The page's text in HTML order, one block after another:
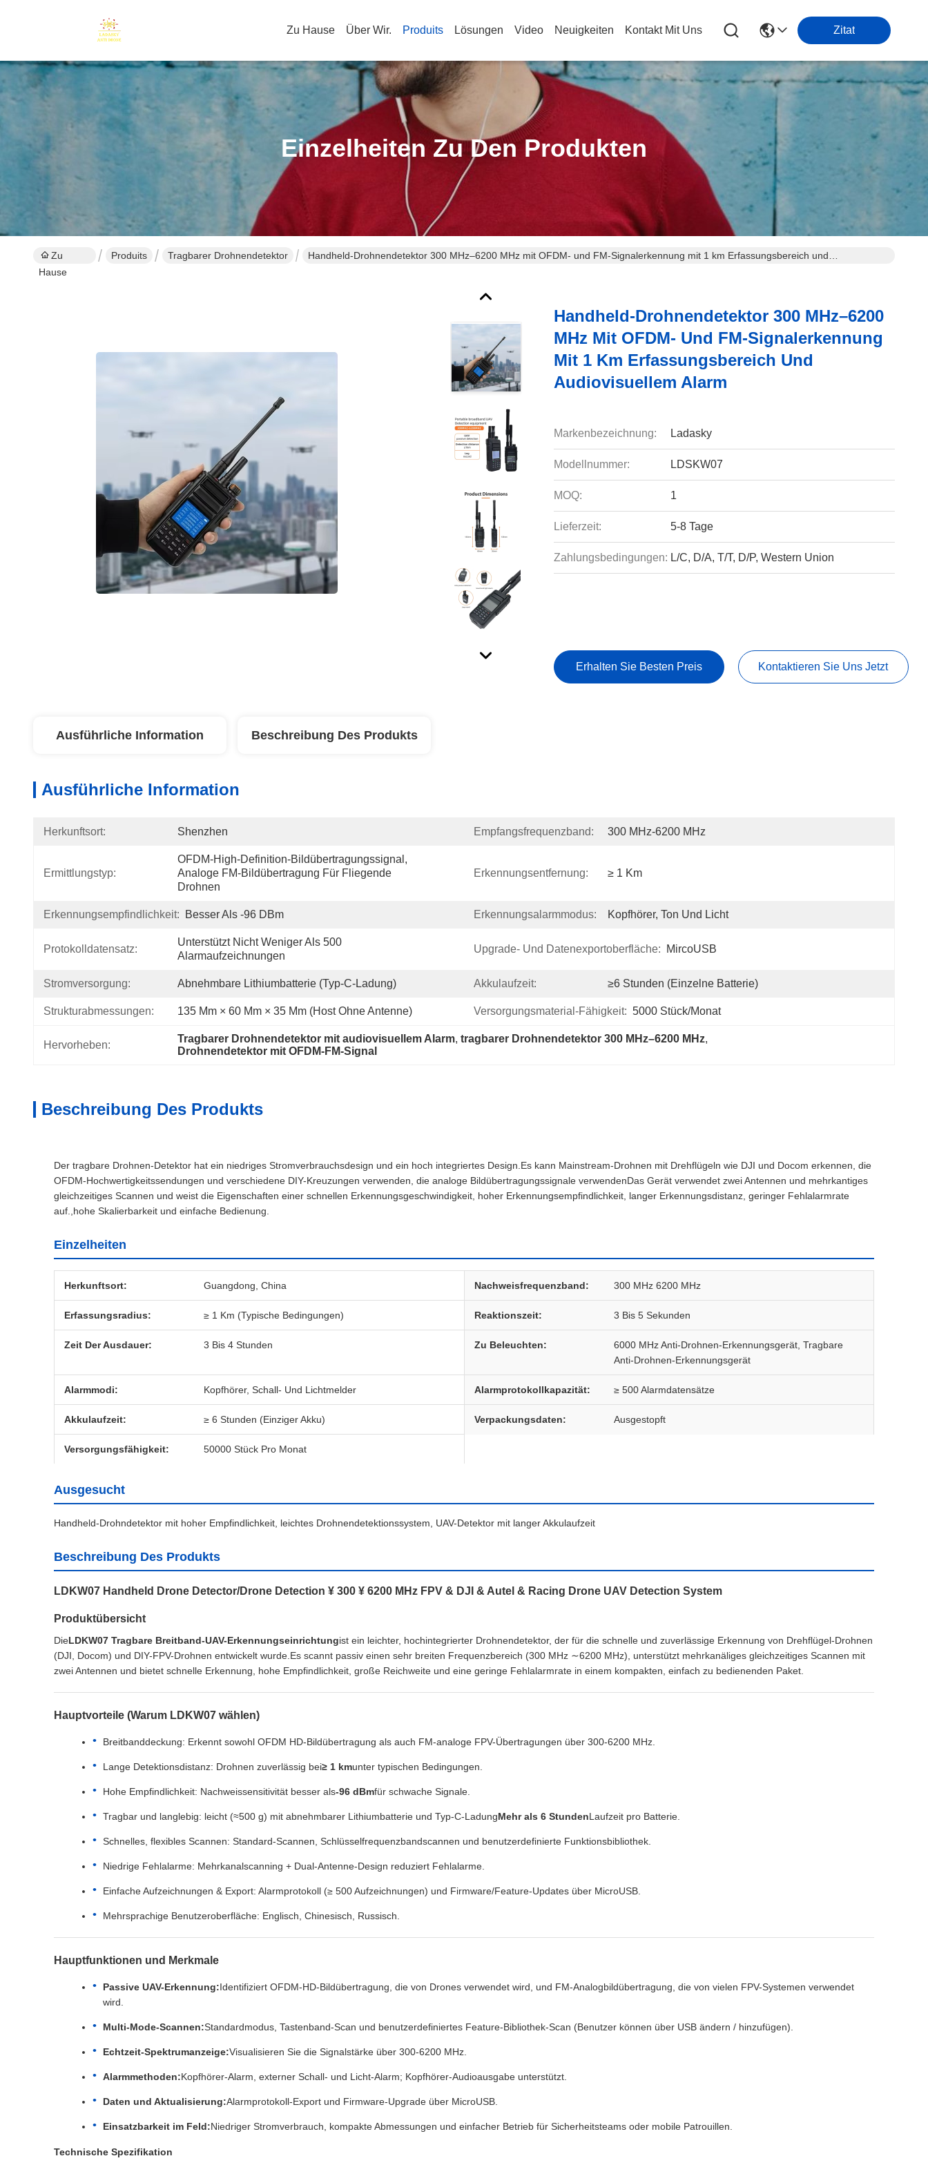
Zu Hause Über Wir. Produits Lösungen Video Neuigkeiten Kontakt Mit Uns Zitat
Einzelheiten Zu Den Produkten
Zu
Hause
Produits Tragbarer Drohnendetektor
Handheld-Drohnendetektor 300 MHz–6200 MHz mit OFDM- und FM-Signalerkennung mit 1 km Erfassungsbereich und
Handheld-Drohnendetektor 300 MHz–6200
MHz Mit OFDM- Und FM-Signalerkennung
Mit 1 Km Erfassungsbereich Und
Audiovisuellem Alarm
Markenbezeichnung: Ladasky
Modellnummer: LDSKW07
MOQ: 1
Lieferzeit: 5-8 Tage
Zahlungsbedingungen: L/C, D/A, T/T, D/P, Western Union
Erhalten Sie Besten Preis Kontaktieren Sie Uns Jetzt
Ausführliche Information Beschreibung Des Produkts
Ausführliche Information
Herkunftsort: Shenzhen Empfangsfrequenzband: 300 MHz-6200 MHz
Ermittlungstyp:
OFDM-High-Definition-Bildübertragungssignal,
Analoge FM-Bildübertragung Für Fliegende
Drohnen
Erkennungsentfernung: ≥ 1 Km
Erkennungsempfindlichkeit: Besser Als -96 DBm Erkennungsalarmmodus: Kopfhörer, Ton Und Licht
Protokolldatensatz:
Unterstützt Nicht Weniger Als 500
Alarmaufzeichnungen
Upgrade- Und Datenexportoberfläche: MircoUSB
Stromversorgung: Abnehmbare Lithiumbatterie (Typ-C-Ladung) Akkulaufzeit: ≥6 Stunden (einzelne Batterie)
Strukturabmessungen: 135 Mm × 60 Mm × 35 Mm (Host Ohne Antenne) Versorgungsmaterial-Fähigkeit: 5000 Stück/Monat
Hervorheben:
Tragbarer Drohnendetektor mit audiovisuellem Alarm, tragbarer Drohnendetektor 300 MHz–6200 MHz,
Drohnendetektor mit OFDM-FM-Signal
Beschreibung Des Produkts
Der tragbare Drohnen-Detektor hat ein niedriges Stromverbrauchsdesign und ein hoch integriertes Design.Es kann Mainstream-Drohnen mit Drehflügeln wie DJI und Docom erkennen, die
OFDM-Hochwertigkeitssendungen und verschiedene DIY-Kreuzungen verwenden, die analoge Bildübertragungssignale verwendenDas Gerät verwendet zwei Antennen und mehrkantiges
gleichzeitiges Scannen und weist die Eigenschaften einer schnellen Erkennungsgeschwindigkeit, hoher Erkennungsempfindlichkeit, langer Erkennungsdistanz, geringer Fehlalarmrate
auf.,hohe Skalierbarkeit und einfache Bedienung.
Einzelheiten
Herkunftsort: Guangdong, China Nachweisfrequenzband: 300 MHz 6200 MHz
Erfassungsradius: ≥ 1 Km (typische Bedingungen) Reaktionszeit: 3 Bis 5 Sekunden
Zeit Der Ausdauer: 3 Bis 4 Stunden Zu Beleuchten:
6000 MHz Anti-Drohnen-Erkennungsgerät, Tragbare
Anti-Drohnen-Erkennungsgerät
Alarmmodi: Kopfhörer, Schall- Und Lichtmelder Alarmprotokollkapazität: ≥ 500 Alarmdatensätze
Akkulaufzeit: ≥ 6 Stunden (einziger Akku) Verpackungsdaten: Ausgestopft
Versorgungsfähigkeit: 50000 Stück Pro Monat
Ausgesucht
Handheld-Drohndetektor mit hoher Empfindlichkeit, leichtes Drohnendetektionssystem, UAV-Detektor mit langer Akkulaufzeit
Beschreibung Des Produkts
LDKW07 Handheld Drone Detector/Drone Detection ¥ 300 ¥ 6200 MHz FPV & DJI & Autel & Racing Drone UAV Detection System
Produktübersicht
DieLDKW07 Tragbare Breitband-UAV-Erkennungseinrichtungist ein leichter, hochintegrierter Drohnendetektor, der für die schnelle und zuverlässige Erkennung von Drehflügel-Drohnen
(DJI, Docom) und DIY-FPV-Drohnen entwickelt wurde.Es scannt passiv einen sehr breiten Frequenzbereich (300 MHz ∼6200 MHz), unterstützt mehrkanäliges gleichzeitiges Scannen mit
zwei Antennen und bietet schnelle Erkennung, hohe Empfindlichkeit, große Reichweite und eine geringe Fehlalarmrate in einem kompakten, einfach zu bedienenden Paket.
Hauptvorteile (Warum LDKW07 wählen)
Breitbanddeckung: Erkennt sowohl OFDM HD-Bildübertragung als auch FM-analoge FPV-Übertragungen über 300-6200 MHz.
Lange Detektionsdistanz: Drohnen zuverlässig bei≥ 1 kmunter typischen Bedingungen.
Hohe Empfindlichkeit: Nachweissensitivität besser als-96 dBmfür schwache Signale.
Tragbar und langlebig: leicht (≈500 g) mit abnehmbarer Lithiumbatterie und Typ-C-LadungMehr als 6 StundenLaufzeit pro Batterie.
Schnelles, flexibles Scannen: Standard-Scannen, Schlüsselfrequenzbandscannen und benutzerdefinierte Funktionsbibliothek.
Niedrige Fehlalarme: Mehrkanalscanning + Dual-Antenne-Design reduziert Fehlalarme.
Einfache Aufzeichnungen & Export: Alarmprotokoll (≥ 500 Aufzeichnungen) und Firmware/Feature-Updates über MicroUSB.
Mehrsprachige Benutzeroberfläche: Englisch, Chinesisch, Russisch.
Hauptfunktionen und Merkmale
Passive UAV-Erkennung:Identifiziert OFDM-HD-Bildübertragung, die von Drones verwendet wird, und FM-Analogbildübertragung, die von vielen FPV-Systemen verwendet
wird.
Multi-Mode-Scannen:Standardmodus, Tastenband-Scan und benutzerdefiniertes Feature-Bibliothek-Scan (Benutzer können über USB ändern / hinzufügen).
Echtzeit-Spektrumanzeige:Visualisieren Sie die Signalstärke über 300-6200 MHz.
Alarmmethoden:Kopfhörer-Alarm, externer Schall- und Licht-Alarm; Kopfhörer-Audioausgabe unterstützt.
Daten und Aktualisierung:Alarmprotokoll-Export und Firmware-Upgrade über MicroUSB.
Einsatzbarkeit im Feld:Niedriger Stromverbrauch, kompakte Abmessungen und einfacher Betrieb für Sicherheitsteams oder mobile Patrouillen.
Technische Spezifikation